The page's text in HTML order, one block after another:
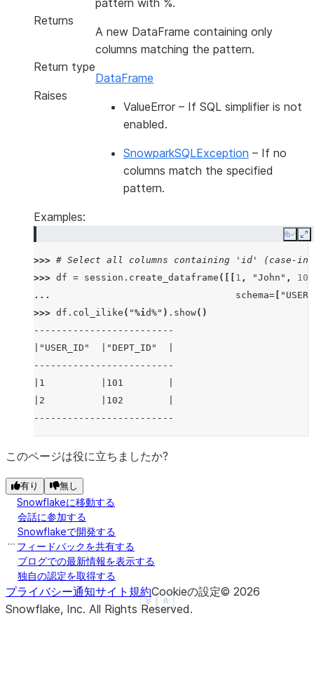
pattern with %.
Returns
A new DataFrame containing only
columns matching the pattern.
Return type
DataFrame
Raises
ValueError – If SQL simplifier is not
enabled.
SnowparkSQLException – If no
columns match the specified
pattern.
Examples:
Copy
>>> # Select all columns containing 'id' (case-
>>> df = session . create_dataframe ([[ 1 , "John" ,
101
...
schema=
>>> df . col_ilike ( "%id%" ) . show()
-------------------------
|"USER_ID"  |"DEPT_ID"  |
-------------------------
|1          |101        |
|2          |102        |
-------------------------
Show less
See more
このページは役に立ちましたか?
有り 無し
Snowflakeに移動する
会話に参加する
Snowflakeで開発する
フィードバックを共有する
ブログでの最新情報を表示する
独自の認定を取得する
プライバシー通知サイト規約Cookieの設定© 2026
Snowflake, Inc. All Rights Reserved.